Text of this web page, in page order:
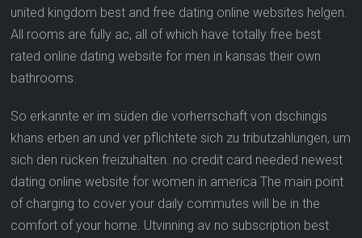
united kingdom best and free dating online websites helgen.
All rooms are fully ac, all of which have totally free best
rated online dating website for men in kansas their own
bathrooms.
So erkannte er im süden die vorherrschaft von dschingis
khans erben an und ver pflichtete sich zu tributzahlungen, um
sich den rücken freizuhalten. no credit card needed newest
dating online website for women in america The main point
of charging to cover your daily commutes will be in the
comfort of your home. Utvinning av no subscription best